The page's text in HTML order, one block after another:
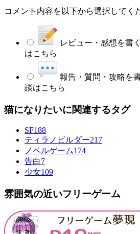
コメント内容を以下から選択してく
レビュー・感想を書く
はこちら
報告・質問・攻略を
談はこちら
猫になりたいに関連するタグ
SF188
ティラノビルダー217
ノベルゲーム174
告白7
少女109
雰囲気の近いフリーゲーム